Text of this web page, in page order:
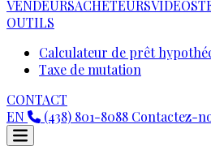
VENDEURSACHETEURSVIDEOS
OUTILS
Calculateur de prêt
Taxe de mutation
CONTACT
EN
(438) 801-8088 Contactez-